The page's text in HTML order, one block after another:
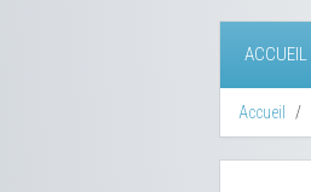
ACCUEIL
Accueil